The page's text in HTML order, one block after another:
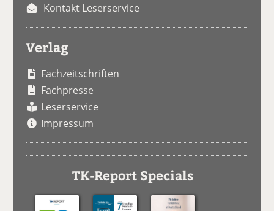
Kontakt Leserservice
Verlag
Fachzeitschriften
Fachpresse
Leserservice
Impressum
TK-Report Specials